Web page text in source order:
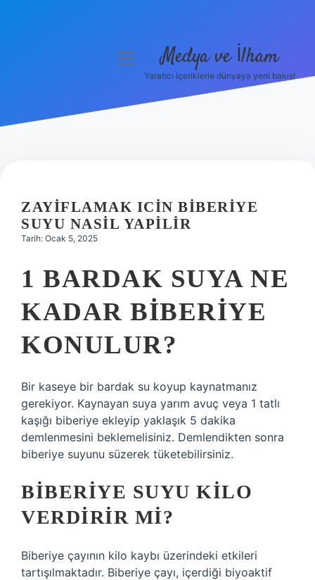
Hakkımızda
menüyüMedya ve İlham
Yaratıcı içeriklerle dünyaya yeni bakış!
ZAYIFLAMAK ICIN BIBERIYE
SUYU NASIL YAPILIR
Tarih: Ocak 5, 2025
1 BARDAK SUYA NE
KADAR BIBERIYE
KONULUR?
Bir kaseye bir bardak su koyup kaynatmanız
gerekiyor. Kaynayan suya yarım avuç veya 1 tatlı
kaşığı biberiye ekleyip yaklaşık 5 dakika
demlenmesini beklemelisiniz. Demlendikten sonra
biberiye suyunu süzerek tüketebilirsiniz.
BIBERIYE SUYU KILO
VERDIRIR MI?
Biberiye çayının kilo kaybı üzerindeki etkileri
tartışılmaktadır. Biberiye çayı, içerdiği biyoaktif